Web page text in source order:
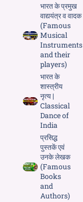
भारत के प्रमुख
वाद्ययंत्र व वादक
(Famous
Musical
Instruments
and their
players)
भारत के
शास्त्रीय
नृत्य |
Classical
Dance of
India
प्रसिद्ध
पुस्तकें एवं
उनके लेखक
(Famous
Books
and
Authors)